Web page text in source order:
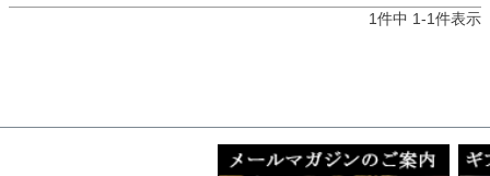
1件中 1-1件表示